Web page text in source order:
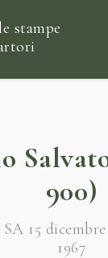
stampe
900)
15
1967